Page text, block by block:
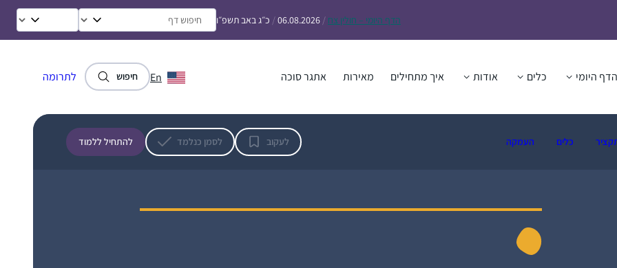
הדף היומי – חולין צח /
06.08.2026
/ כ״ג באב תשפ״ו
הדף היומי כלים אודות איך מתחילים מאירות אתגר סוכה En חיפוש לתרומה
כלים העמקה לעקוב לסמן כנלמד להתחיל ללמוד
School ואחרי העליה שלי בגיל 14 לימוד הגמרא,
שלא היה כל כך מקובל בימים אלה, היה די
מפוקקטסים שונים. לאט לאט ראיתי שאני תמיד
חשמונאים, ישראל
באולפנה ולומדת דף יומי לבד מתוך גמרא של